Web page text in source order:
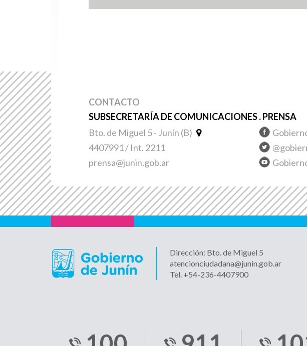
CONTACTO
SUBSECRETARÍA DE COMUNICACIONES . PRENSA
Bto. de Miguel 5 - Junín (B)
4407991 / Int. 2211
prensa@junin.gob.ar
Dirección: Bto. de Miguel 5
atencionciudadana@junin.gob.ar
Tel. +54-236-4407900